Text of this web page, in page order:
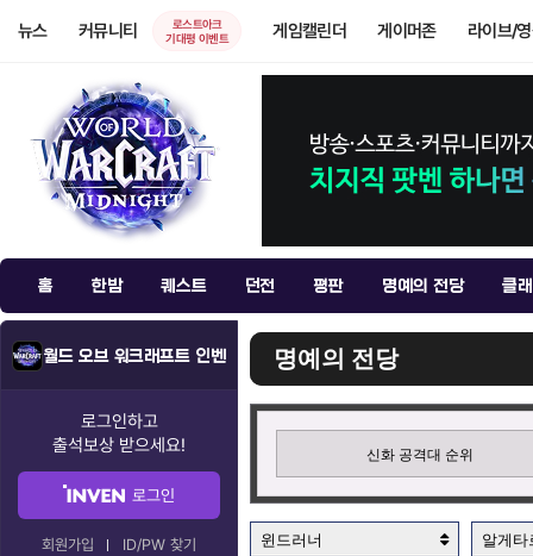
뉴스 커뮤니티
로스트아크
기대평 이벤트
게임캘린더 게이머존 라이브/
홈 한밤 퀘스트 던전 평판 명예의 전당 클
월드 오브 워크래프트 인벤
로그인하고
출석보상 받으세요!
로그인
회원가입 ID/PW 찾기
명예의 전당
신화 공격대 순위
윈드러너 알게타